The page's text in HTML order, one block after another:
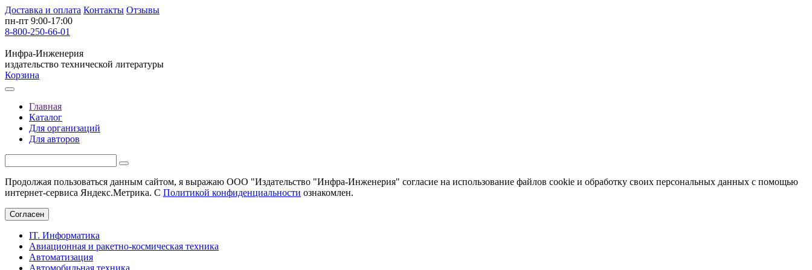
Доставка и оплата Контакты Отзывы
пн-пт 9:00-17:00
8-800-250-66-01
Инфра-Инженерия
издательство технической литературы
Корзина
Главная
Каталог
Для организаций
Для авторов
Продолжая пользоваться данным сайтом, я выражаю ООО "Издательство "Инфра-Инженерия" согласие на использование файлов cookie и обработку своих персональных данных с помощью
интернет-сервиса Яндекс.Метрика. С Политикой конфиденциальности ознакомлен.
Согласен
IT. Информатика
Авиационная и ракетно-космическая техника
Автоматизация
Автомобильная техника